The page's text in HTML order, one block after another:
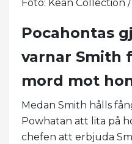
Foto: Kean Collection
Pocahontas
varnar Smith
mord mot
Medan Smith hålls
Powhatan att lita på
chefen att erbjuda